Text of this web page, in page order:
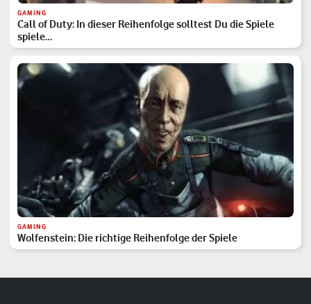
GAMING
Call of Duty: In dieser Reihenfolge solltest Du die Spiele
spiele…
GAMING
Wolfenstein: Die richtige Reihenfolge der Spiele